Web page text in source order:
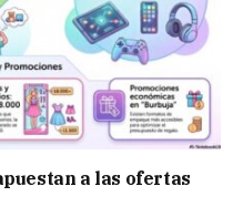
a las ofertas